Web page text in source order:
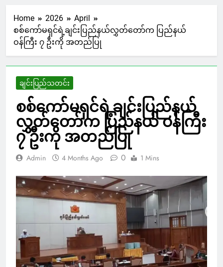
Home 2026
April
စစ်ကော်မရှင်ရဲ့ချင်းပြည်နယ်လွှတ်တော်က ပြည်နယ်
ဝန်ကြီး ၇ ဦးကို အတည်ပြု
ချင်းပြည်သတင်း
စစ်ကော်မရှင်ရဲ့ချင်းပြည်နယ်
လွှတ်တော်က ပြည်နယ် ဝန်ကြီး
၇ ဦးကို အတည်ပြု
Admin 4 Months Ago 0 1 Mins